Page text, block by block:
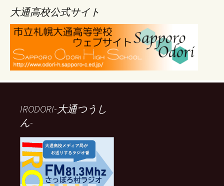
ブ
大通高校公式サイト
IRODORI-大通つうし
ん-